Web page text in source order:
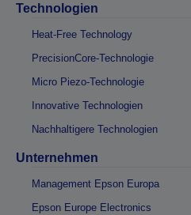
Technologien
Heat-Free Technology
PrecisionCore-Technologie
Micro Piezo-Technologie
Innovative Technologien
Nachhaltigere Technologien
Unternehmen
Management Epson Europa
Epson Europe Electronics